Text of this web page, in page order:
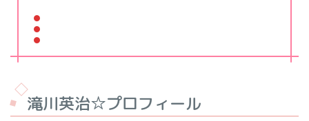
滝川英治☆プロフィール